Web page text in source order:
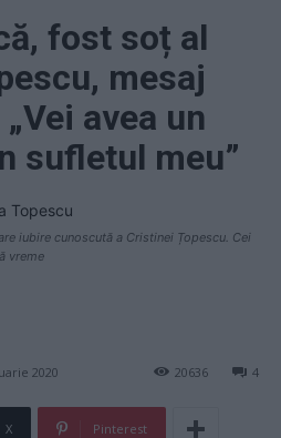
fost soț al
mesaj
avea un
sufletul meu”
iubire cunoscută a Cristinei Țopescu. Cei
vreme
2020 4
20636
X Pinterest